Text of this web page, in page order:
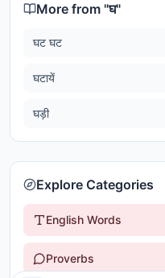
More from "घ"
घट घट
घटायें
घड़ी
Explore Categories
English Words
Proverbs